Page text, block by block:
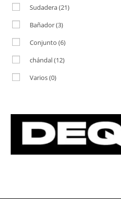
Sudadera(21)
Bañador(3)
Conjunto (6)
chándal(12)
Varios(0)